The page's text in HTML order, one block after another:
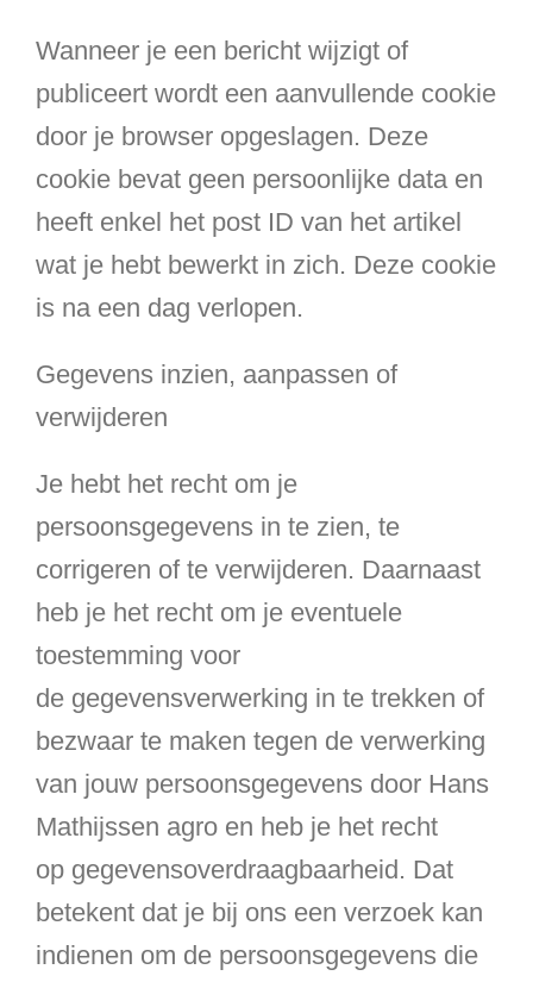
Wanneer je een bericht wijzigt of
publiceert wordt een aanvullende cookie
door je browser opgeslagen. Deze
cookie bevat geen persoonlijke data en
heeft enkel het post ID van het artikel
wat je hebt bewerkt in zich. Deze cookie
is na een dag verlopen.
Gegevens inzien, aanpassen of
verwijderen
Je hebt het recht om je
persoonsgegevens in te zien, te
corrigeren of te verwijderen. Daarnaast
heb je het recht om je eventuele
toestemming voor
de gegevensverwerking in te trekken of
bezwaar te maken tegen de verwerking
van jouw persoonsgegevens door Hans
Mathijssen agro en heb je het recht
op gegevensoverdraagbaarheid. Dat
betekent dat je bij ons een verzoek kan
indienen om de persoonsgegevens die